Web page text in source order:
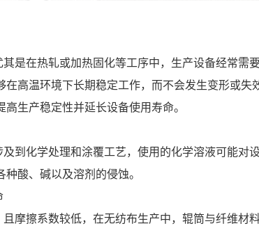
是在热轧或加热固化等工序中，生产设备经常需
在高温环境下长期稳定工作，而不会发生变形或失
生产稳定性并延长设备使用寿命。
到化学处理和涂覆工艺，使用的化学溶液可能对
酸、碱以及溶剂的侵蚀。
摩擦系数较低，在无纺布生产中，辊筒与纤维材